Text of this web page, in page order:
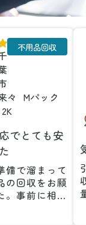
々
Mパック
2K
不用品回収
でとても安
備で溜まって
の回収をお願
。事前に相談